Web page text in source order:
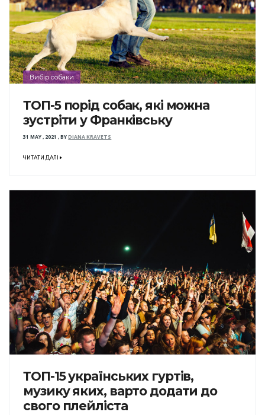
Вибір собаки
ТОП-5 порід собак, які можна
зустріти у Франківську
31 MAY , 2021 ,BYDIANA KRAVETS
ЧИТАТИ ДАЛІ
ТОП-15 українських гуртів,
музику яких, варто додати до
свого плейліста